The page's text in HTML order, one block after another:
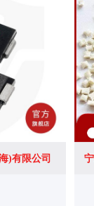
)有限公司